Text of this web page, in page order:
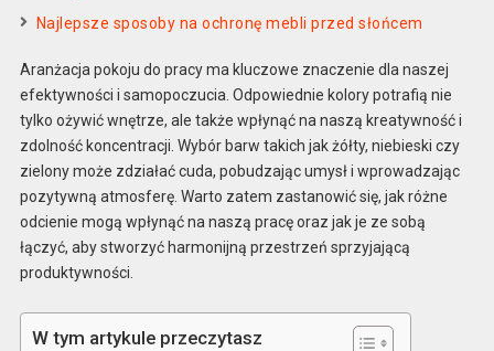
Najlepsze sposoby na ochronę mebli przed słońcem
Aranżacja pokoju do pracy ma kluczowe znaczenie dla naszej
efektywności i samopoczucia. Odpowiednie kolory potrafią nie
tylko ożywić wnętrze, ale także wpłynąć na naszą kreatywność i
zdolność koncentracji. Wybór barw takich jak żółty, niebieski czy
zielony może zdziałać cuda, pobudzając umysł i wprowadzając
pozytywną atmosferę. Warto zatem zastanowić się, jak różne
odcienie mogą wpłynąć na naszą pracę oraz jak je ze sobą
łączyć, aby stworzyć harmonijną przestrzeń sprzyjającą
produktywności.
W tym artykule przeczytasz